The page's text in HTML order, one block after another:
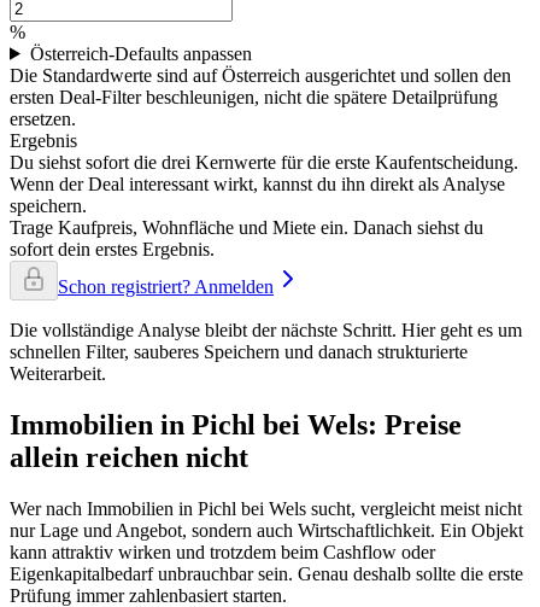
%
Österreich-Defaults anpassen
Die Standardwerte sind auf Österreich ausgerichtet und sollen den
ersten Deal-Filter beschleunigen, nicht die spätere Detailprüfung
ersetzen.
Ergebnis
Du siehst sofort die drei Kernwerte für die erste Kaufentscheidung.
Wenn der Deal interessant wirkt, kannst du ihn direkt als Analyse
speichern.
Trage Kaufpreis, Wohnfläche und Miete ein. Danach siehst du
sofort dein erstes Ergebnis.
Schon registriert? Anmelden
Die vollständige Analyse bleibt der nächste Schritt. Hier geht es um
schnellen Filter, sauberes Speichern und danach strukturierte
Weiterarbeit.
Immobilien in Pichl bei Wels: Preise
allein reichen nicht
Wer nach Immobilien in Pichl bei Wels sucht, vergleicht meist nicht
nur Lage und Angebot, sondern auch Wirtschaftlichkeit. Ein Objekt
kann attraktiv wirken und trotzdem beim Cashflow oder
Eigenkapitalbedarf unbrauchbar sein. Genau deshalb sollte die erste
Prüfung immer zahlenbasiert starten.